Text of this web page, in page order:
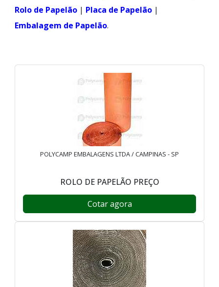
Rolo de Papelão | Placa de Papelão |
Embalagem de Papelão.
POLYCAMP EMBALAGENS LTDA / CAMPINAS - SP
ROLO DE PAPELÃO PREÇO
Cotar agora